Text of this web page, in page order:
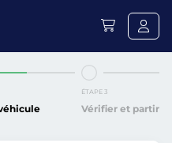
ÉTAPE 3
Vérifier et partir